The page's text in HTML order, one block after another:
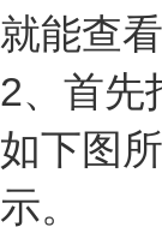
就能查
2、首先
如下图
示。